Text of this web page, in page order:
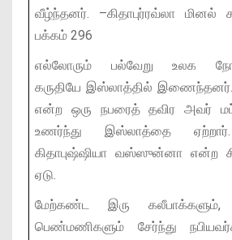
வீழ்ந்தனர். –கிதாபுர்ரவ்லா மினல்
பக்கம் 296
எல்லோரும் பல்வேறு உலக
கருதியே இஸ்லாத்தில்
என்ற ஒரு நபரைத் தவிர அவர்
உணர்ந்து இஸ்லாத்தை ஏற்றார்.
கிதாபுஷ்ஷியா வஸ்ஸுன்னா என்ற
ஏடு.
மேற்கண்ட இரு கலீபாக்களும்,
பெண்மணிகளும் சேர்ந்து